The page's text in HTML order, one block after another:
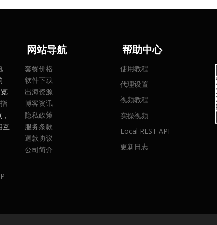
互
网站导航
套餐价格
软件下载
出海资源
博客资讯
隐私政策
服务条款
退款协议
公司简介
帮助中心
使用教程
代理设置
视频教程
实操视频
Local REST API
更新日志